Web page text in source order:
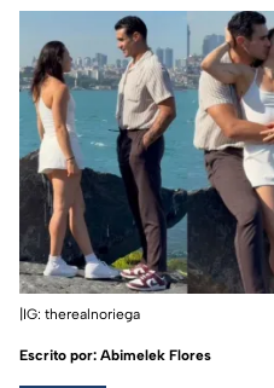
|IG: therealnoriega
Escrito por: Abimelek Flores